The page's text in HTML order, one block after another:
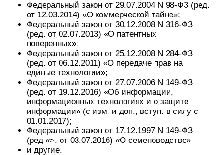
Федеральный закон от 29.07.2004 N 98-ФЗ (ред.
от 12.03.2014) «О коммерческой тайне»;
Федеральный закон от 30.12.2008 N 316-ФЗ
(ред. от 02.07.2013) «О патентных
поверенных»;
Федеральный закон от 25.12.2008 N 284-ФЗ
(ред. от 06.12.2011) «О передаче прав на
единые технологии»;
Федеральный закон от 27.07.2006 N 149-ФЗ
(ред. от 19.12.2016) «Об информации,
информационных технологиях и о защите
информации» (с изм. и доп., вступ. в силу с
01.01.2017);
Федеральный закон от 17.12.1997 N 149-ФЗ
(ред «>. от 03.07.2016) «О семеноводстве»
и другие.